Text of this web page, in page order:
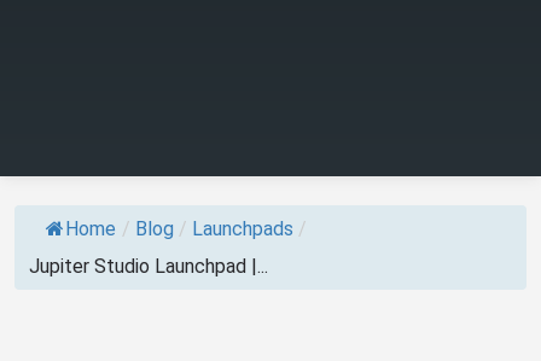
Home / Blog / Launchpads /
Jupiter Studio Launchpad |...